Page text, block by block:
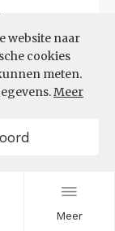
Meer
website naar
cookies
meten.
Meer
Filters